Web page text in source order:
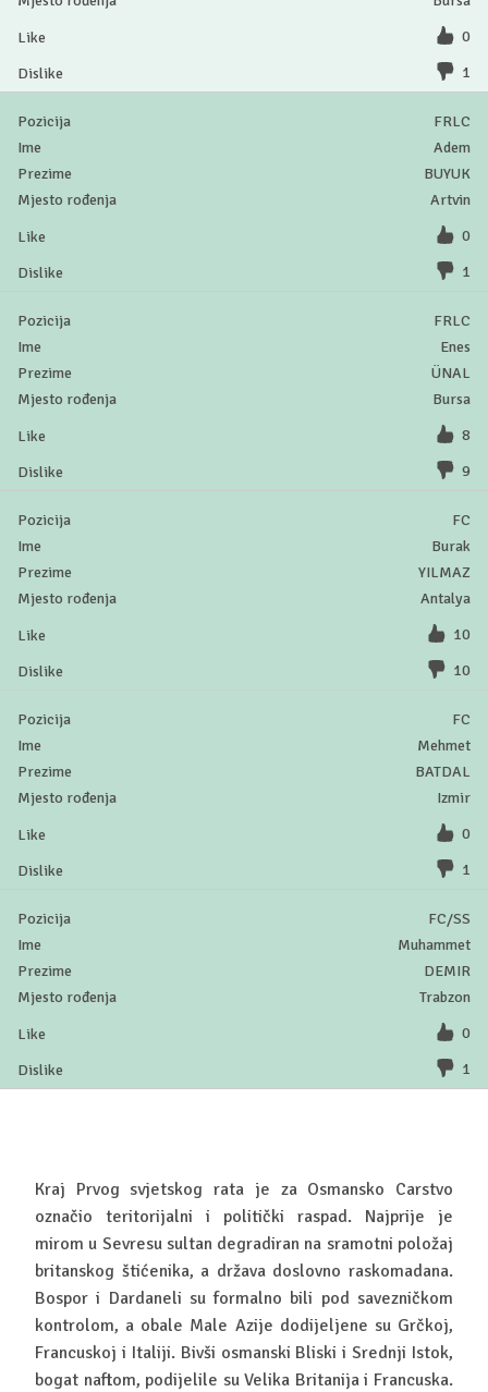
0
1
FRLC
Adem
BUYUK
Artvin
0
1
FRLC
Enes
ÜNAL
Bursa
8
9
FC
Burak
YILMAZ
Antalya
10
10
FC
Mehmet
BATDAL
Izmir
0
1
FC/SS
Muhammet
DEMIR
Trabzon
0
1
Kraj Prvog svjetskog rata je za Osmansko Carstvo
označio teritorijalni i politički raspad. Najprije je
mirom u Sevresu sultan degradiran na sramotni položaj
britanskog štićenika, a država doslovno raskomadana.
Bospor i Dardaneli su formalno bili pod savezničkom
kontrolom, a obale Male Azije dodijeljene su Grčkoj,
Francuskoj i Italiji. Bivši osmanski Bliski i Srednji Istok,
bogat naftom, podijelile su Velika Britanija i Francuska.